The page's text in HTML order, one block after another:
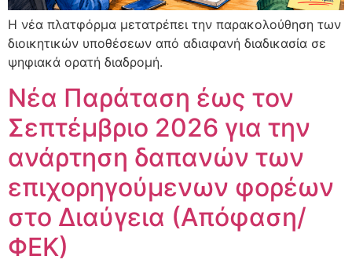
Η νέα πλατφόρμα μετατρέπει την παρακολούθηση των
διοικητικών υποθέσεων από αδιαφανή διαδικασία σε
ψηφιακά ορατή διαδρομή.
Νέα Παράταση έως τον
Σεπτέμβριο 2026 για την
ανάρτηση δαπανών των
επιχορηγούμενων φορέων
στο Διαύγεια (Απόφαση/
ΦΕΚ)